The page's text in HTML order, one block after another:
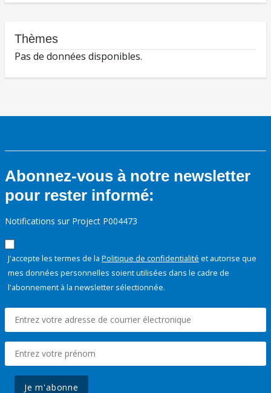
Thèmes
Pas de données disponibles.
Abonnez-vous à notre newsletter
pour rester informé:
Notifications sur Project P004473
J'accepte les termes de la Politique de confidentialité et autorise que
mes données personnelles soient utilisées dans le cadre de
l'abonnement à la newsletter sélectionnée.
Je m'abonne